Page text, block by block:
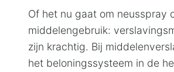
Of het nu gaat om neusspray
middelengebruik:
zijn krachtig. Bij
het beloningssysteem in de